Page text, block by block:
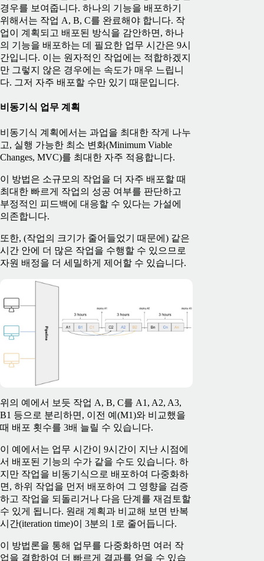
경우를 보여줍니다. 하나의 기능을 배포하기
위해서는 작업 A, B, C를 완료해야 합니다. 작
업이 계획되고 배포된 방식을 감안하면, 하나
의 기능을 배포하는 데 필요한 업무 시간은 9시
간입니다. 이는 원자적인 작업에는 적합하겠지
만 그렇지 않은 경우에는 속도가 매우 느립니
다. 그저 자주 배포할 수만 있기 때문입니다.
비동기식 업무 계획
비동기식 계획에서는 과업을 최대한 작게 나누
고, 실행 가능한 최소 변화(Minimum Viable
Changes, MVC)를 최대한 자주 적용합니다.
이 방법은 소규모의 작업을 더 자주 배포할 때
최대한 빠르게 작업의 성공 여부를 판단하고
부정적인 피드백에 대응할 수 있다는 가설에
의존합니다.
또한, (작업의 크기가 줄어들었기 때문에) 같은
시간 안에 더 많은 작업을 수행할 수 있으므로
자원 배정을 더 세밀하게 제어할 수 있습니다.
위의 예에서 보듯 작업 A, B, C를 A1, A2, A3,
B1 등으로 분리하면, 이전 예(M1)와 비교했을
때 배포 횟수를 3배 늘릴 수 있습니다.
이 예에서는 업무 시간이 9시간이 지난 시점에
서 배포된 기능의 수가 같을 수도 있습니다. 하
지만 작업을 비동기식으로 배포하여 다중화하
면, 하위 작업을 먼저 배포하여 그 영향을 검증
하고 작업을 되돌리거나 다음 단계를 재검토할
수 있게 됩니다. 원래 계획과 비교해 보면 반복
시간(iteration time)이 3분의 1로 줄어듭니다.
이 방법론을 통해 업무를 다중화하면 여러 작
업을 결합하여 더 빠르게 결과를 얻을 수 있습